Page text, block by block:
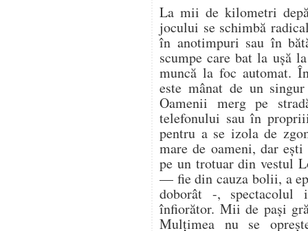
La mii de kilometri
jocului se schimbă
în anotimpuri sau în
scumpe care bat la ușă
muncă la foc automat.
este mânat de un
Oamenii merg pe
telefonului sau în
pentru a se izola de
mare de oameni, dar
pe un trotuar din vestul
— fie din cauza bolii, a
doborât -, spectacolul
înfiorător. Mii de pași
Mulțimea nu se